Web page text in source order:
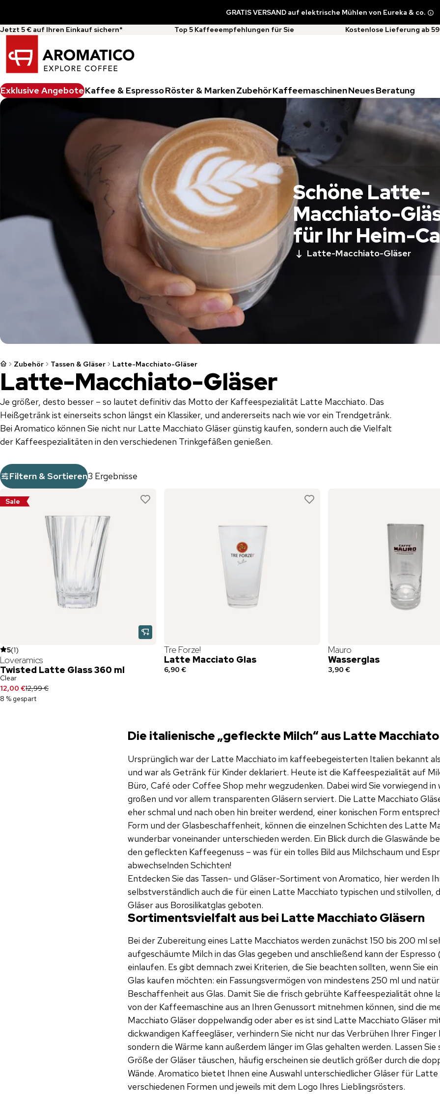
GRATIS VERSAND auf elektrische Mühlen von Eureka & co.
Jetzt 5 € auf Ihren Einkauf sichern*
Top 5 Kaffeeempfehlungen für Sie Kostenlose Lieferung ab
Exklusive AngeboteKaffee & EspressoRöster & MarkenZubehörKaffeemaschinenNeuesBeratung
Schöne Latte-
Macchiato-
für Ihr Heim-
Latte-Macchiato-Gläser
Zubehör Tassen & Gläser Latte-Macchiato-Gläser
Latte-Macchiato-Gläser
Je größer, desto besser – so lautet definitiv das Motto der Kaffeespezialität Latte Macchiato. Das
Heißgetränk ist einerseits schon längst ein Klassiker, und andererseits nach wie vor ein Trendgetränk.
Bei Aromatico können Sie nicht nur Latte Macchiato Gläser günstig kaufen, sondern auch die Vielfalt
der Kaffeespezialitäten in den verschiedenen Trinkgefäßen genießen.
Filtern & Sortieren3 Ergebnisse
Sale
5(1)
Loveramics
Twisted Latte Glass 360 ml
Clear
12,00 €12,99 €
8 % gespart
Tre Forze!
Latte Macciato Glas
6,90 €
Mauro
Wasserglas
3,90 €
Die italienische „gefleckte Milch“ aus Latte
Ursprünglich war der Latte Macchiato im kaffeebegeisterten Italien bekannt
und war als Getränk für Kinder deklariert. Heute ist die Kaffeespezialität auf
Büro, Café oder Coffee Shop mehr wegzudenken. Dabei wird Sie vorwiegend in
großen und vor allem transparenten Gläsern serviert. Die Latte Macchiato
eher schmal und nach oben hin breiter werdend, einer konischen Form
Form und der Glasbeschaffenheit, können die einzelnen Schichten des Latte
wunderbar voneinander unterschieden werden. Ein Blick durch die Glaswände
den gefleckten Kaffeegenuss – was für ein tolles Bild aus Milchschaum und
abwechselnden Schichten!
Entdecken Sie das Tassen- und Gläser-Sortiment von Aromatico, hier werden
selbstverständlich auch die für einen Latte Macchiato typischen und stilvollen,
Gläser aus Borosilikatglas geboten.
Sortimentsvielfalt aus bei Latte Macchiato Gläsern
Bei der Zubereitung eines Latte Macchiatos werden zunächst 150 bis 200 ml
aufgeschäumte Milch in das Glas gegeben und anschließend kann der Espresso
einlaufen. Es gibt demnach zwei Kriterien, die Sie beachten sollten, wenn Sie
Glas kaufen möchten: ein Fassungsvermögen von mindestens 250 ml und
Beschaffenheit aus Glas. Damit Sie die frisch gebrühte Kaffeespezialität ohne
von der Kaffeemaschine aus an Ihren Genussort mitnehmen können, sind die
Macchiato Gläser doppelwandig oder aber es ist sind Latte Macchiato Gläser
dickwandigen Kaffeegläser, verhindern Sie nicht nur das Verbrühen Ihrer Finger
sondern die Wärme kann außerdem länger im Glas gehalten werden. Lassen Sie
Größe der Gläser täuschen, häufig erscheinen sie deutlich größer durch die
Wände. Aromatico bietet Ihnen eine Auswahl unterschiedlicher Gläser für
verschiedenen Formen und jeweils mit dem Logo Ihres Lieblingsrösters.